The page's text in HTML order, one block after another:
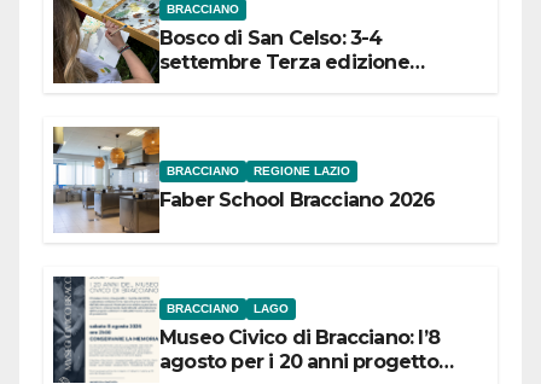
BRACCIANO
Bosco di San Celso: 3-4
settembre Terza edizione
BRACCIANO REGIONE LAZIO
Faber School Bracciano 2026
BRACCIANO LAGO
Museo Civico di Bracciano: l’8
agosto per i 20 anni progetto